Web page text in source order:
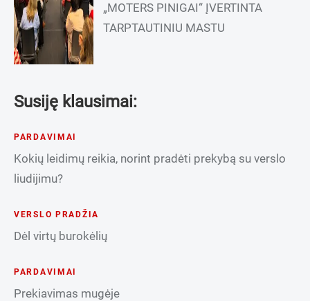
„MOTERS PINIGAI“ ĮVERTINTA
TARPTAUTINIU MASTU
Susiję klausimai:
PARDAVIMAI
Kokių leidimų reikia, norint pradėti prekybą su verslo
liudijimu?
VERSLO PRADŽIA
Dėl virtų burokėlių
PARDAVIMAI
Prekiavimas mugėje